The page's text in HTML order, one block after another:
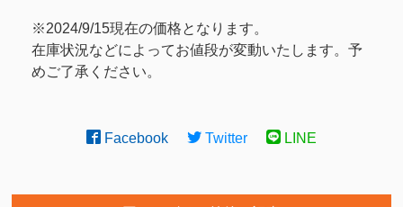
※2024/9/15現在の価格となります。
在庫状況などによってお値段が変動いたします。予
めご了承ください。
Facebook Twitter LINE